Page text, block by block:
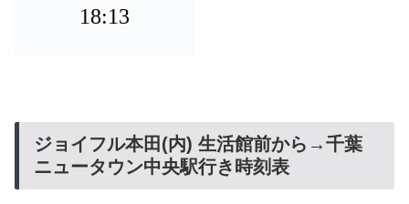
18:13
ジョイフル本田(内) 生活館前から→千葉
ニュータウン中央駅行き時刻表